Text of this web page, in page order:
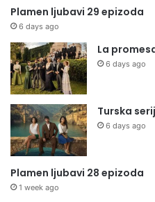
Plamen ljubavi 29 epizoda
6 days ago
La
6 days ago
Turska
6 days ago
Plamen ljubavi 28 epizoda
1 week ago